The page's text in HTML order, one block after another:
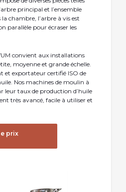
principal et l’ensemble
chambre, l’arbre à vis est
parallèle pour écraser les
convient aux installations
moyenne et grande échelle.
et exportateur certifié ISO de
Nos machines de moulin à
leur taux de production d’huile
très avancé, facile à utiliser et
prix